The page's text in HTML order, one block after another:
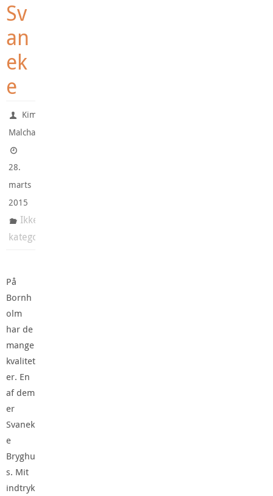
Sv
an
ek
e
Kim
Malchau
28.
marts
2015
Ikke-
kategoriseret
På
Bornh
olm
har de
mange
kvalitet
er. En
af dem
er
Svanek
e
Bryghu
s. Mit
indtryk